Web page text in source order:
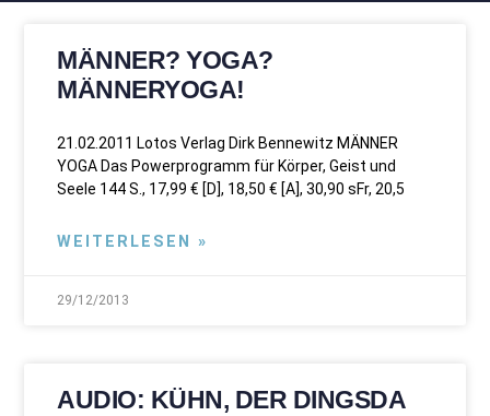
MÄNNER? YOGA?
MÄNNERYOGA!
21.02.2011 Lotos Verlag Dirk Bennewitz MÄNNER
YOGA Das Powerprogramm für Körper, Geist und
Seele 144 S., 17,99 € [D], 18,50 € [A], 30,90 sFr, 20,5
WEITERLESEN »
29/12/2013
AUDIO: KÜHN, DER DINGSDA